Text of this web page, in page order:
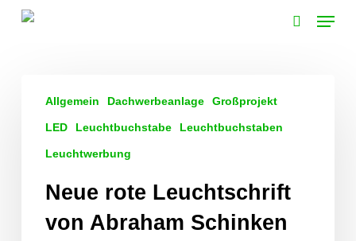
Menu
Leuchtschrift
Schinken
Allgemein Dachwerbeanlage Großprojekt
LED Leuchtbuchstabe Leuchtbuchstaben
Leuchtwerbung
Neue rote Leuchtschrift
von Abraham Schinken